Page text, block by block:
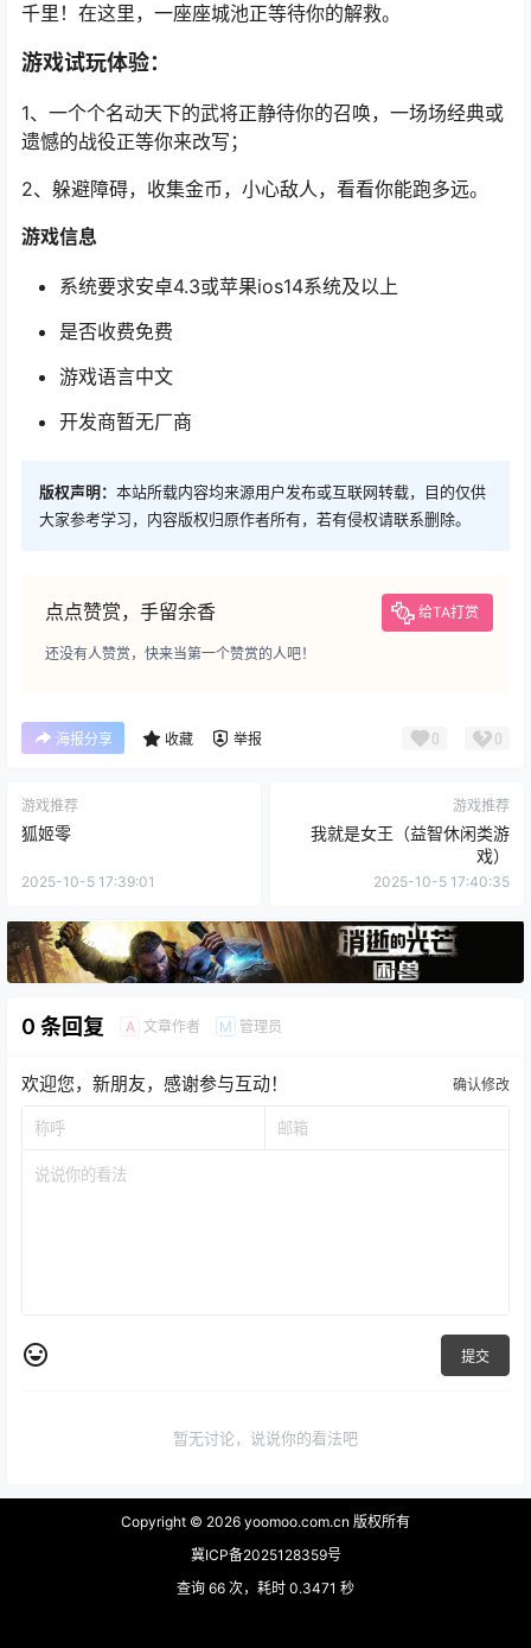
千里！在这里，一座座城池正等待你的解救。
游戏试玩体验：
1、一个个名动天下的武将正静待你的召唤，一场场经典或
遗憾的战役正等你来改写；
2、躲避障碍，收集金币，小心敌人，看看你能跑多远。
游戏信息
系统要求安卓4.3或苹果ios14系统及以上
是否收费免费
游戏语言中文
开发商暂无厂商
版权声明： 本站所载内容均来源用户发布或互联网转载，目的仅供
大家参考学习，内容版权归原作者所有，若有侵权请联系删除。
点点赞赏，手留余香 给TA打赏
还没有人赞赏，快来当第一个赞赏的人吧！
海报分享 收藏 举报 0 0
游戏推荐
狐姬零
2025-10-5 17:39:01
游戏推荐
我就是女王（益智休闲类游
戏）
2025-10-5 17:40:35
0 条回复 A 文章作者 M 管理员
欢迎您，新朋友，感谢参与互动！ 确认修改
提交
暂无讨论，说说你的看法吧
Copyright © 2026 yoomoo.com.cn 版权所有
冀ICP备2025128359号
查询 66 次，耗时 0.3471 秒